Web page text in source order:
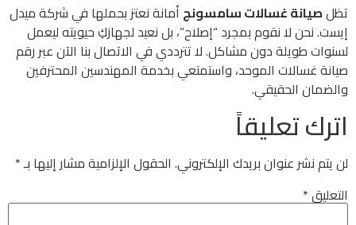
تظلصيانة غسالات سامسونج أمانة نعتز بحملها في شركة ميدل
إيست. نحن لا نقوم بمجرد “إصلاح”، بل نعيد لجهازكِ حيويته ليعمل
لسنوات طويلة دون مشاكل. لا تترددي في الاتصال بنا الآن عبر رقم
صيانة غسالات الموحد، واستمتعي بخدمة المهندسين المحترفين
والضمان الحقيقي.
اترك تعليقاً
لن يتم نشر عنوان بريدك الإلكتروني. الحقول الإلزامية مشار إليها بـ*
التعليق*